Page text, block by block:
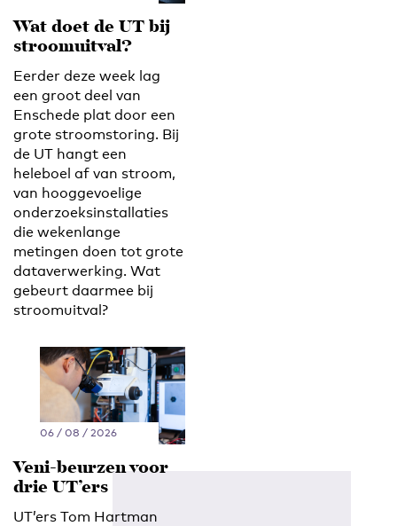
Wat doet de UT bij
stroomuitval?
Eerder deze week lag
een groot deel van
Enschede plat door een
grote stroomstoring. Bij
de UT hangt een
heleboel af van stroom,
van hooggevoelige
onderzoeksinstallaties
die wekenlange
metingen doen tot grote
dataverwerking. Wat
gebeurt daarmee bij
stroomuitval?
06 / 08 / 2026
Veni-beurzen voor
drie UT’ers
UT’ers Tom Hartman